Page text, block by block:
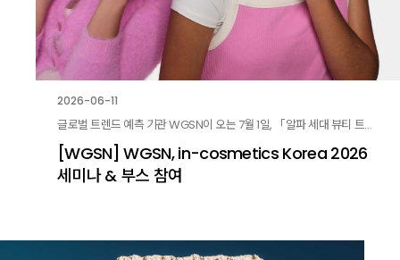
2026-06-11
글로벌 트렌드 예측 기관 WGSN이 오는 7월 1일, 「알파 세대 뷰티 트렌드와 제품 전략」 세미나에 연사로 참여하고, 현장 부스를 운영합니다.
[WGSN] WGSN, in-cosmetics Korea 2026
세미나 & 부스 참여